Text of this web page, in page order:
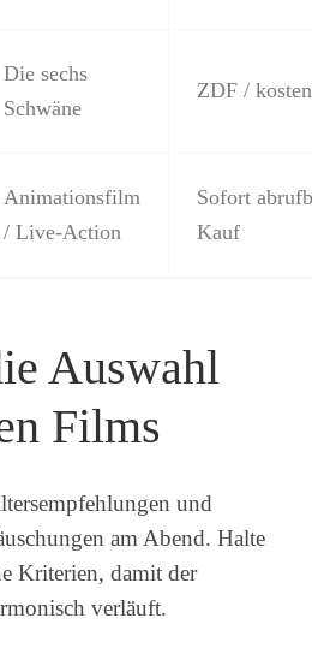
Die sechs
Schwäne
ZDF /
Animationsfilm
/ Live-Action
Sofort
Kauf
Auswahl
Films
und
am Abend. Halte
Kriterien, damit der
verläuft.